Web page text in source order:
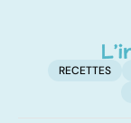
RECETTES